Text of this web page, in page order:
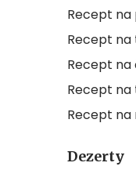
Recept na
Recept na
Recept na
Recept na
Recept na
Dezerty